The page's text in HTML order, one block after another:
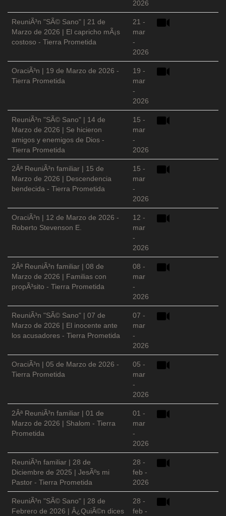
2026
ReuniÃ³n "SÃ© Sano" | 21 de
Marzo de 2026 | El capricho mÃ¡s
costoso - Tierra Prometida
21 -
mar
-
2026
OraciÃ³n | 19 de Marzo de 2026 -
Tierra Prometida
19 -
mar
-
2026
ReuniÃ³n "SÃ© Sano" | 14 de
Marzo de 2026 | Se hicieron
amigos y enemigos de Dios -
Tierra Prometida
15 -
mar
-
2026
2Âª ReuniÃ³n familiar | 15 de
Marzo de 2026 | Descendencia
bendecida - Tierra Prometida
15 -
mar
-
2026
OraciÃ³n | 12 de Marzo de 2026 -
Roberto Stevenson E.
12 -
mar
-
2026
2Âª ReuniÃ³n familiar | 08 de
Marzo de 2026 | Familias con
propÃ³sito - Tierra Prometida
08 -
mar
-
2026
ReuniÃ³n "SÃ© Sano" | 07 de
Marzo de 2026 | El inocente ante
los acusadores - Tierra Prometida
07 -
mar
-
2026
OraciÃ³n | 05 de Marzo de 2026 -
Tierra Prometida
05 -
mar
-
2026
2Âª ReuniÃ³n familiar | 01 de
Marzo de 2026 | Shalom - Tierra
Prometida
01 -
mar
-
2026
ReuniÃ³n familiar | 28 de
Diciembre de 2025 | JesÃºs mi
Pastor - Tierra Prometida
28 -
feb -
2026
ReuniÃ³n "SÃ© Sano" | 28 de
Febrero de 2026 | Â¿QuiÃ©n dices
28 -
feb -